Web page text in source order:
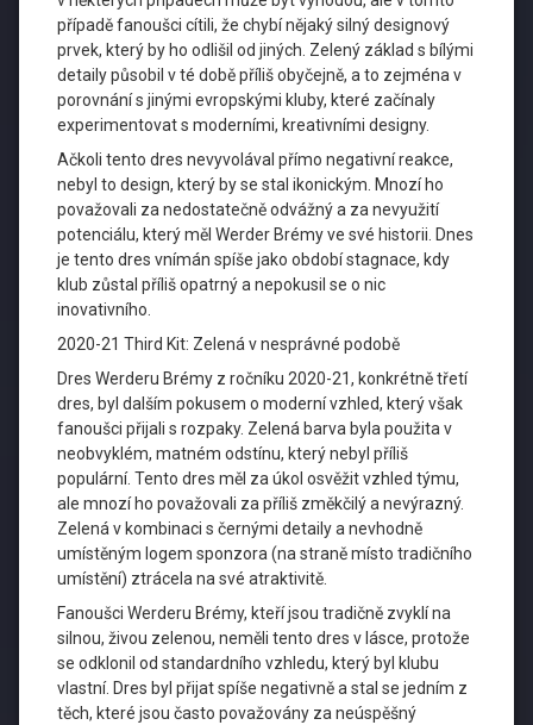
případě fanoušci cítili, že chybí nějaký silný designový
prvek, který by ho odlišil od jiných. Zelený základ s bílými
detaily působil v té době příliš obyčejně, a to zejména v
porovnání s jinými evropskými kluby, které začínaly
experimentovat s moderními, kreativními designy.
Ačkoli tento dres nevyvolával přímo negativní reakce,
nebyl to design, který by se stal ikonickým. Mnozí ho
považovali za nedostatečně odvážný a za nevyužití
potenciálu, který měl Werder Brémy ve své historii. Dnes
je tento dres vnímán spíše jako období stagnace, kdy
klub zůstal příliš opatrný a nepokusil se o nic
inovativního.
2020-21 Third Kit: Zelená v nesprávné podobě
Dres Werderu Brémy z ročníku 2020-21, konkrétně třetí
dres, byl dalším pokusem o moderní vzhled, který však
fanoušci přijali s rozpaky. Zelená barva byla použita v
neobvyklém, matném odstínu, který nebyl příliš
populární. Tento dres měl za úkol osvěžit vzhled týmu,
ale mnozí ho považovali za příliš změkčilý a nevýrazný.
Zelená v kombinaci s černými detaily a nevhodně
umístěným logem sponzora (na straně místo tradičního
umístění) ztrácela na své atraktivitě.
Fanoušci Werderu Brémy, kteří jsou tradičně zvyklí na
silnou, živou zelenou, neměli tento dres v lásce, protože
se odklonil od standardního vzhledu, který byl klubu
vlastní. Dres byl přijat spíše negativně a stal se jedním z
těch, které jsou často považovány za neúspěšný